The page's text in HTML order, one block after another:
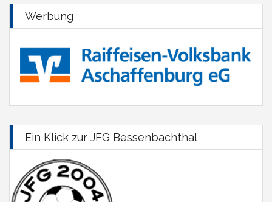
Werbung
Ein Klick zur JFG Bessenbachthal